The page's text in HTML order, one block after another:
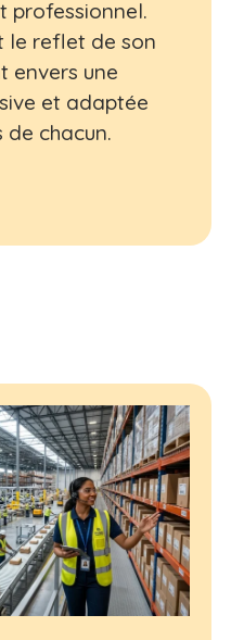
professionnel.
le reflet de son
envers une
et adaptée
de chacun.